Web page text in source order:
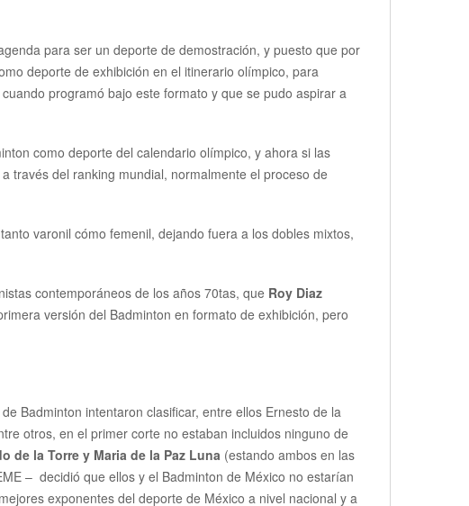
para ser un deporte de demostración, y puesto que por
deporte de exhibición en el itinerario olímpico, para
cuando programó bajo este formato y que se pudo aspirar a
como deporte del calendario olímpico, y ahora si las
través del ranking mundial, normalmente el proceso de
varonil cómo femenil, dejando fuera a los dobles mixtos,
contemporáneos de los años 70tas, que Roy Diaz
versión del Badminton en formato de exhibición, pero
Badminton intentaron clasificar, entre ellos Ernesto de la
otros, en el primer corte no estaban incluidos ninguno de
de la Torre y Maria de la Paz Luna (estando ambos en las
– decidió que ellos y el Badminton de México no estarían
exponentes del deporte de México a nivel nacional y a